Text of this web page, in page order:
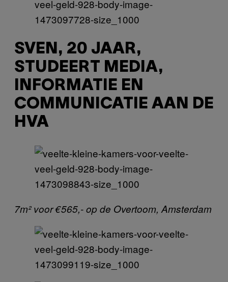
SVEN, 20 JAAR,
STUDEERT MEDIA,
INFORMATIE EN
COMMUNICATIE AAN DE
HVA
7m² voor €565,- op de Overtoom, Amsterdam